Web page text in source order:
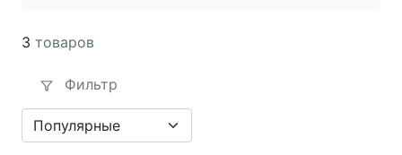
3 товаров
Фильтр